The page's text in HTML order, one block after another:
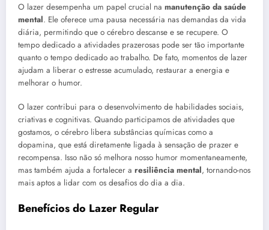
O lazer desempenha um papel crucial na manutenção da saúde
mental. Ele oferece uma pausa necessária nas demandas da vida
diária, permitindo que o cérebro descanse e se recupere. O
tempo dedicado a atividades prazerosas pode ser tão importante
quanto o tempo dedicado ao trabalho. De fato, momentos de lazer
ajudam a liberar o estresse acumulado, restaurar a energia e
melhorar o humor.
O lazer contribui para o desenvolvimento de habilidades sociais,
criativas e cognitivas. Quando participamos de atividades que
gostamos, o cérebro libera substâncias químicas como a
dopamina, que está diretamente ligada à sensação de prazer e
recompensa. Isso não só melhora nosso humor momentaneamente,
mas também ajuda a fortalecer a resiliência mental, tornando-nos
mais aptos a lidar com os desafios do dia a dia.
Benefícios do Lazer Regular